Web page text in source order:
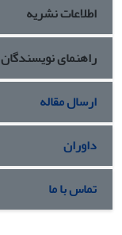
اطلاعات نشریه
راهنمای نویسندگان
ارسال مقاله
داوران
تماس با ما